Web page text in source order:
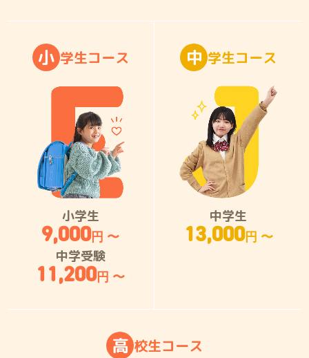
小 学生コース
小学生
9,000円 〜
中学受験
11,200円 〜
中 学生コース
中学生
13,000円 〜
高 校生コース